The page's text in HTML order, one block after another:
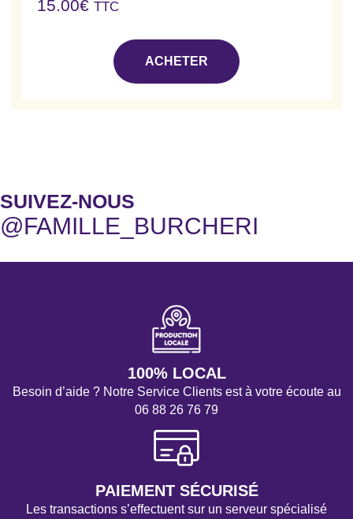
15.00€ TTC
ACHETER
SUIVEZ-NOUS
@FAMILLE_BURCHERI
100% LOCAL
Besoin d’aide ? Notre Service Clients est à votre écoute au
06 88 26 76 79
PAIEMENT SÉCURISÉ
Les transactions s’effectuent sur un serveur spécialisé